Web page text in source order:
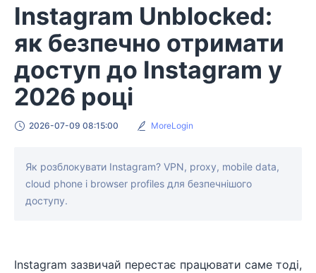
Instagram Unblocked:
як безпечно отримати
доступ до Instagram у
2026 році
2026-07-09 08:15:00 MoreLogin
Як розблокувати Instagram? VPN, proxy, mobile data,
cloud phone і browser profiles для безпечнішого
доступу.
Instagram зазвичай перестає працювати саме тоді,